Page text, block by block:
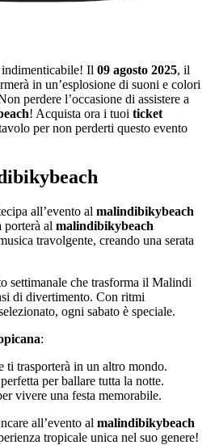
indimenticabile! Il 09 agosto 2025, il
in un’esplosione di suoni e colori
perdere l’occasione di assistere a
! Acquista ora i tuoi ticket
per non perderti questo evento
all’evento al malindibikybeach
porterà al malindibikybeach
travolgente, creando una serata
settimanale che trasforma il Malindi
di divertimento. Con ritmi
ogni sabato è speciale.
:
ti trasporterà in un altro mondo.
per ballare tutta la notte.
vivere una festa memorabile.
all’evento al malindibikybeach
tropicale unica nel suo genere!